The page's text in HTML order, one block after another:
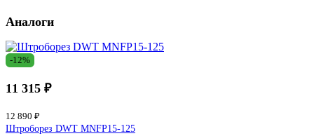
Аналоги
-12%
11 315 ₽
12 890 ₽
Штроборез DWT MNFP15-125